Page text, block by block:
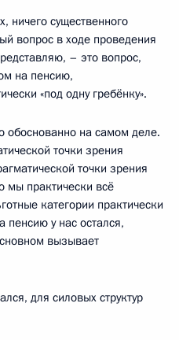
ничего существенного
вопрос в ходе проведения
– это вопрос,
на пенсию,
«под одну гребёнку».
обоснованно на самом деле.
точки зрения
точки зрения
мы практически всё
категории практически
пенсию у нас остался,
вызывает
для силовых структур